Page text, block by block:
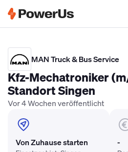
MAN Truck & Bus Service
Kfz-Mechatroniker
Standort Singen
Vor 4 Wochen veröffentlicht
Von Zuhause starten -